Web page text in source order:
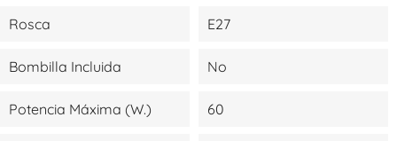
Rosca E27
Bombilla Incluida No
Potencia Máxima (W.) 60